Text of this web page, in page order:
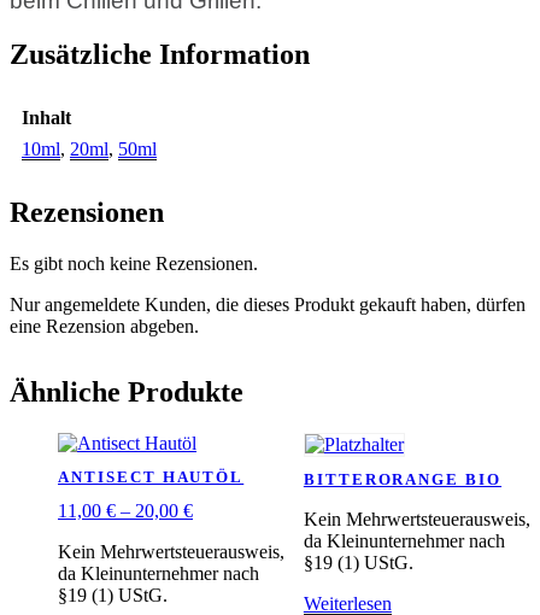
Zusätzliche Information
Inhalt
10ml, 20ml, 50ml
Rezensionen
Es gibt noch keine Rezensionen.
Nur angemeldete Kunden, die dieses Produkt gekauft haben, dürfen
eine Rezension abgeben.
Ähnliche Produkte
ANTISECT HAUTÖL
11,00 € – 20,00 €
Kein Mehrwertsteuerausweis,
da Kleinunternehmer nach
§19 (1) UStG.
BITTERORANGE BIO
Kein Mehrwertsteuerausweis,
da Kleinunternehmer nach
§19 (1) UStG.
Weiterlesen